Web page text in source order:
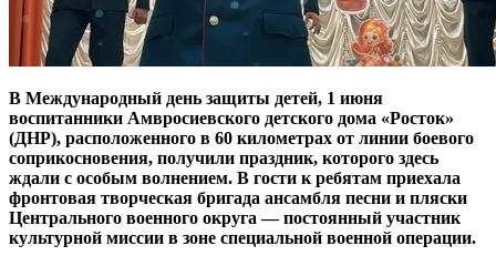
В Международный день защиты детей, 1 июня
воспитанники Амвросиевского детского дома «Росток»
(ДНР), расположенного в 60 километрах от линии боевого
соприкосновения, получили праздник, которого здесь
ждали с особым волнением. В гости к ребятам приехала
фронтовая творческая бригада ансамбля песни и пляски
Центрального военного округа — постоянный участник
культурной миссии в зоне специальной военной операции.